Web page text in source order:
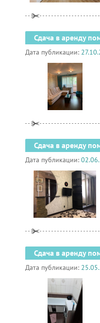
Сдача в аренду
Дата публикации:
Сдача в аренду
Дата публикации:
Сдача в аренду
Дата публикации: